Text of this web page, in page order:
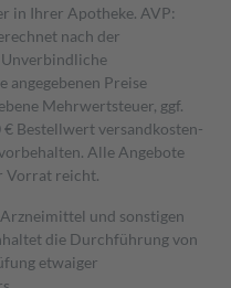
in Ihrer Apotheke. AVP:
nach der
angegebenen Preise
Mehrwertsteuer, ggf.
€ Bestell­wert versand­kosten­
Alle Angebote
Vorrat reicht.
und sonstigen
die Durchführung von
etwaiger